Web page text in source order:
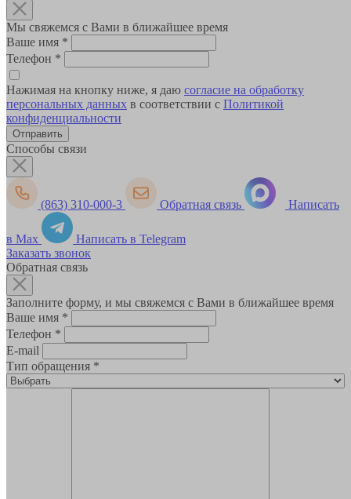
Мы свяжемся с Вами в ближайшее время
Ваше имя *
Телефон *
Нажимая на кнопку ниже, я даю согласие на обработку
персональных данных в соответствии с Политикой
конфиденциальности
Способы связи
(863) 310-000-3 Обратная связь Написать
в Max
Написать в Telegram
Заказать звонок
Обратная связь
Заполните форму, и мы свяжемся с Вами в ближайшее время
Ваше имя *
Телефон *
E-mail
Тип обращения *